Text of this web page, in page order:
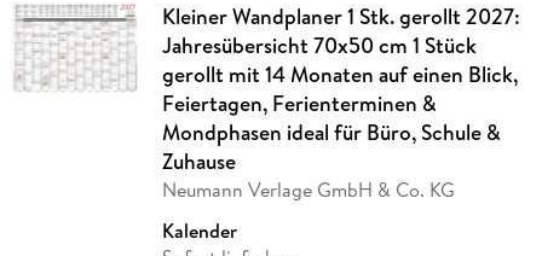
Kleiner Wandplaner 1 Stk. gerollt 2027:
Jahresübersicht 70x50 cm 1 Stück
gerollt mit 14 Monaten auf einen Blick,
Feiertagen, Ferienterminen &
Mondphasen ideal für Büro, Schule &
Zuhause
Neumann Verlage GmbH & Co. KG
Kalender